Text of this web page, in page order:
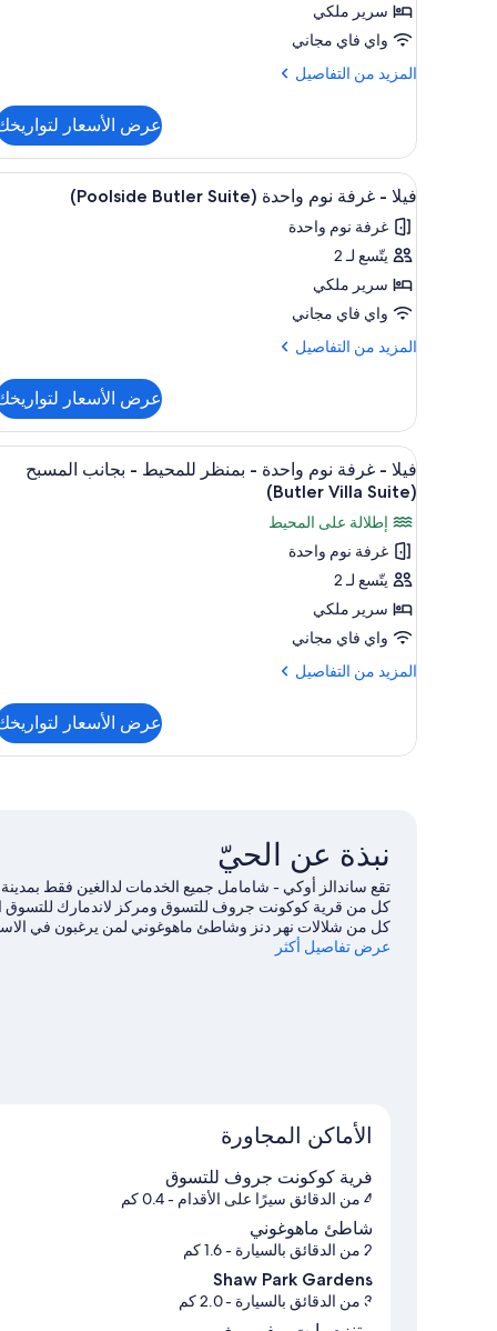
نوم
واحدة
-
(Riviera
HM
Beachfront
Club
Level)
سرير ملكي
واي فاي مجاني
المزيد من التفاصيل
المزيد
غرفة
شهر
العسل
غرفة
نوم
-
بمنظر
(Riviera
Level)
عرض الأسعار
استعراض
جميع
صور
فيلا
-
غرفة
نوم
واحدة
Butler
Suite)
ميني بار وخزنة داخل الغرفة
12
فيلا - غرفة نوم واحدة (Poolside Butler Suite)
غرفة نوم واحدة
يتّسع لـ 2
سرير ملكي
واي فاي مجاني
المزيد من التفاصيل
المزيد
فيلا
غرفة
نوم
واحدة
(Poolside
Butler
Suite)
عرض الأسعار
استعراض
جميع
صور
فيلا
-
غرفة
نوم
واحدة
-
بمنظر
-
بجانب
Suite)
ميني بار وخزنة داخل الغرفة
9
فيلا - غرفة نوم واحدة - بمنظر للمحيط - بجانب المسبح
(Butler Villa Suite)
إطلالة على المحيط
غرفة نوم واحدة
يتّسع لـ 2
سرير ملكي
واي فاي مجاني
المزيد من التفاصيل
المزيد
فيلا
بمنظر
للمحيط
بجانب
المسبح
عرض الأسعار
نبذة عن الحيّ
تقع ساندالز أوكي - شامامل جميع الخدمات لدالغين فقط
كل من قرية كوكونت جروف للتسوق ومركز لاندمارك للتسوق
كل من شلالات نهر دنز وشاطئ ماهوغوني لمن يرغبون في
ومتحف ريغي إكسبلوجن أيضًا. يُقدم كل من ركوب القوارب
عرض تفاصيل أكثر
الأماكن المجاورة
قرية كوكونت جروف للتسوق
4 من الدقائق سيرًا على الأقدام - 0.4 كم
شاطئ ماهوغوني
2 من الدقائق بالسيارة - 1.6 كم
Shaw Park Gardens
3 من الدقائق بالسيارة - 2.0 كم